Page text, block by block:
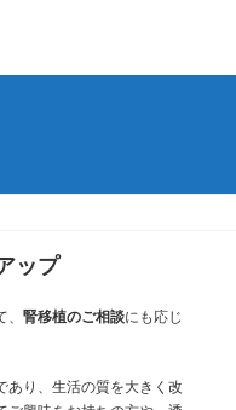
ップ
、腎移植のご相談にも応じ
あり、生活の質を大きく改